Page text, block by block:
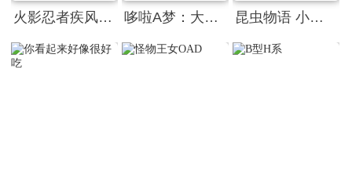
火影忍者疾风传剧场版：鸣人、魔神与三个愿望 哆啦A梦：大雄的人鱼大海战 昆虫物语 小蜜蜂啊迪 勇气的乐章